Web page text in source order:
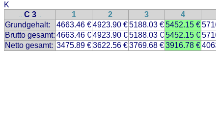
K
.. C 3 .. 1 2 3 4
Grundgehalt:
4663.46 €4923.90 €5188.03 €5452.15 €
Brutto gesamt: 4663.46 €4923.90 €5188.03 €5452.15 €
Netto gesamt: 3475.89 €3622.56 €3769.68 €3916.78 €